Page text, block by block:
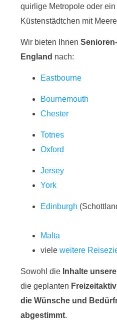
quirlige Metropole oder
Küstenstädtchen mit
Wir bieten Ihnen
England nach:
Eastbourne
Bournemouth
Chester
Totnes
Oxford
Jersey
York
Edinburgh
Malta
viele weitere
Sowohl die Inhalte
die geplanten
die Wünsche und
abgestimmt.